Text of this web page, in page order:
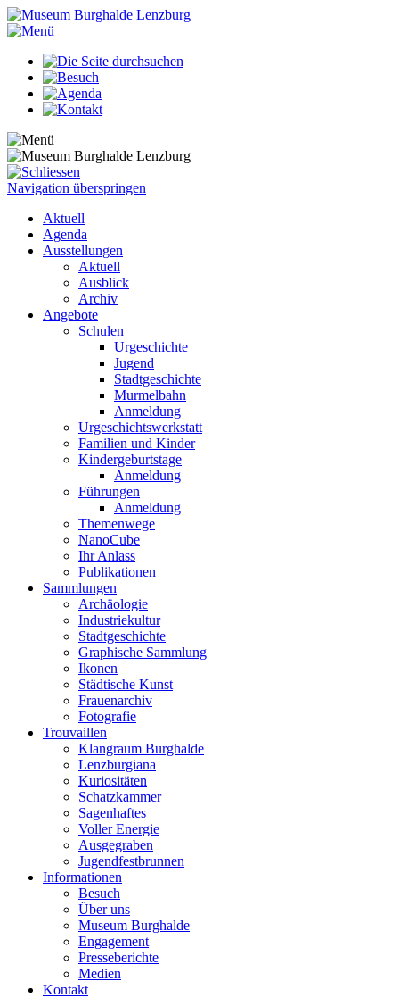
Navigation überspringen
Aktuell
Agenda
Ausstellungen
Aktuell
Ausblick
Archiv
Angebote
Schulen
Urgeschichte
Jugend
Stadtgeschichte
Murmelbahn
Anmeldung
Urgeschichtswerkstatt
Familien und Kinder
Kindergeburtstage
Anmeldung
Führungen
Anmeldung
Themenwege
NanoCube
Ihr Anlass
Publikationen
Sammlungen
Archäologie
Industriekultur
Stadtgeschichte
Graphische Sammlung
Ikonen
Städtische Kunst
Frauenarchiv
Fotografie
Trouvaillen
Klangraum Burghalde
Lenzburgiana
Kuriositäten
Schatzkammer
Sagenhaftes
Voller Energie
Ausgegraben
Jugendfestbrunnen
Informationen
Besuch
Über uns
Museum Burghalde
Engagement
Presseberichte
Medien
Kontakt